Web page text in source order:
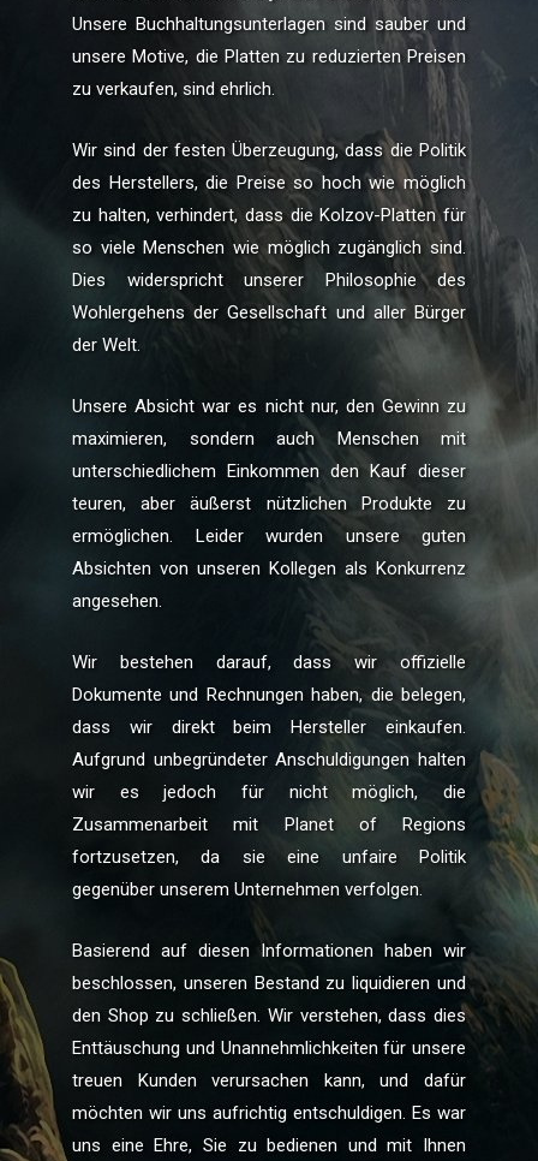
Unsere Buchhaltungsunterlagen sind sauber und
unsere Motive, die Platten zu reduzierten Preisen
zu verkaufen, sind ehrlich.
Wir sind der festen Überzeugung, dass die Politik
des Herstellers, die Preise so hoch wie möglich
zu halten, verhindert, dass die Kolzov-Platten für
so viele Menschen wie möglich zugänglich sind.
Dies widerspricht unserer Philosophie des
Wohlergehens der Gesellschaft und aller Bürger
der Welt.
Unsere Absicht war es nicht nur, den Gewinn zu
maximieren, sondern auch Menschen mit
unterschiedlichem Einkommen den Kauf dieser
teuren, aber äußerst nützlichen Produkte zu
ermöglichen. Leider wurden unsere guten
Absichten von unseren Kollegen als Konkurrenz
angesehen.
Wir bestehen darauf, dass wir offizielle
Dokumente und Rechnungen haben, die belegen,
dass wir direkt beim Hersteller einkaufen.
Aufgrund unbegründeter Anschuldigungen halten
wir es jedoch für nicht möglich, die
Zusammenarbeit mit Planet of Regions
fortzusetzen, da sie eine unfaire Politik
gegenüber unserem Unternehmen verfolgen.
Basierend auf diesen Informationen haben wir
beschlossen, unseren Bestand zu liquidieren und
den Shop zu schließen. Wir verstehen, dass dies
Enttäuschung und Unannehmlichkeiten für unsere
treuen Kunden verursachen kann, und dafür
möchten wir uns aufrichtig entschuldigen. Es war
uns eine Ehre, Sie zu bedienen und mit Ihnen